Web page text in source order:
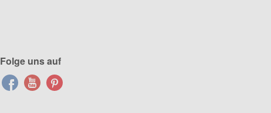
Folge uns auf